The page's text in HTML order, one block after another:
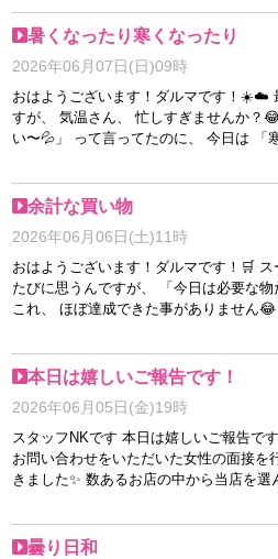
それでは本日も七転八起でよろしくお願
持ってる。 あれ不思議ですよね(笑) 気付いたら 「これ
は気になってたから」 「これは期間限定だから」 「こ
そしてレジで 「まぁいっか＼(^o^)／」 になるまでがセ
ットです。 コンビニって便利というより、 誘惑のテー
マパークなんじゃないかと思う今日この頃で
もよろしくお願いします！
暑くなったり寒くなったり
2026年06月07日(日)09時
おはようございます！ダルマです！☀️☁️ 最近思うんで
すが、 気温さん、 忙しすぎませんか？😂 昨日は 「暑
い〜💦」 って言ってたのに、 今日は 「寒っ！！」 で
が追いつきません😂 天気予報を見るたびに 「今日はど
っちなんだい！」 とツッコミを入れています。 しかも
ですよね💦 若い頃は 「気合いだ！」 で乗り切れていた
気がするんですが、 最近はまず 「ちゃんと寝た？」 が
大事な気がしています🤣 でも考えてみると、 天気も忙
しいし、 季節も少しずつ変わっている途
季節は面白いのかもしれません🍃 とはいえ、 急な気温
差は勘弁してほしいですが😂 皆さんも体調管理には気
を付けてくださいね！ しっかり食べて、 しっかり寝
て、 無理せず過ごしましょう🔥 ダルマも上着を持つべ
きか、 半袖で行くべきか悩みながら今
😂 それでは本日も、 七転八起でよろしくお願いしま
余計な買い物
2026年06月06日(土)11時
おはようございます！ダルマです！🛒 スーパーへ行く
たびに思うんですが、 「今日は必要な物だけ買おう」
これ、 ほぼ達成できた事がありません😂 牛乳だけ。 パ
付けばカゴの中に お菓子🍫 アイス🍦 カップ麺🍜 ジュ
ース🥤 が並んでいるんです。 おかしい。 絶対おかし
ているのか。 ダルマは真剣に考えました。 そしてたど
り着いた結論。 あれはカゴが勝手に入れてます🔥 そう
じゃなきゃ説明がつきません😂 しかもレジで合計金額
を見ると、 「えっ！？」 ってなりますよね。 牛乳だけ
す🤣 人生も買い物も、 予定通りにはいかないものです
本日は嬉しいご報告です！
2026年06月05日(金)19時
スタッフNKです 本日は嬉しいご報告です！ 本日、急遽
お問い合わせをいただいた女性の面接を
きました✨ 数あるお店の中から当店を選んでいただけ
と、とても感じの良い女性で、 お仕事に
もしっかりされており、 終始和やかな雰
曇り日和